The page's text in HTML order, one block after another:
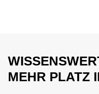
MEHR PLATZ